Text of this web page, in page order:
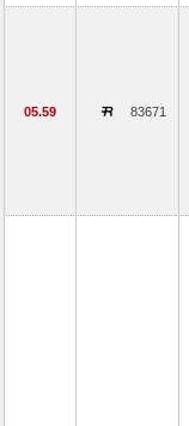
05.59 83671